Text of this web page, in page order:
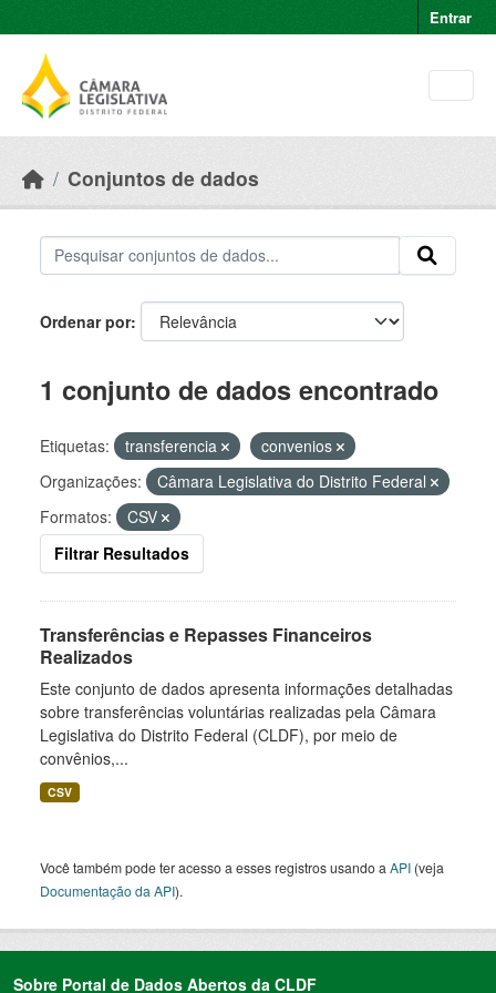
Entrar
Conjuntos de dados
Ordenar por
1 conjunto de dados encontrado
Etiquetas: transferencia
convenios
Organizações:
Câmara Legislativa do Distrito Federal
Formatos:
CSV
Filtrar Resultados
Transferências e Repasses Financeiros
Realizados
Este conjunto de dados apresenta informações detalhadas
sobre transferências voluntárias realizadas pela Câmara
Legislativa do Distrito Federal (CLDF), por meio de
convênios,...
CSV
Você também pode ter acesso a esses registros usando a API (veja
Documentação da API).
Sobre Portal de Dados Abertos da CLDF